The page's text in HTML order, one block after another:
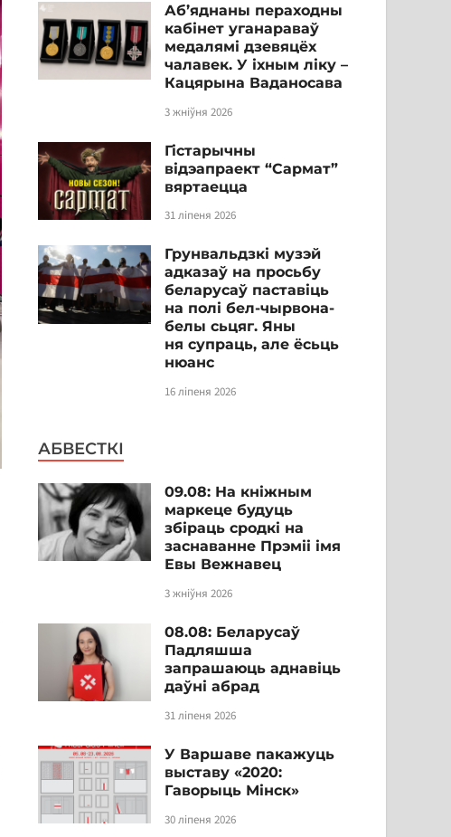
Аб’яднаны пераходны
кабінет уганараваў
медалямі дзевяцёх
чалавек. У іхным ліку –
Кацярына Ваданосава
3 жніўня 2026
Гістарычны
відэапраект “Сармат”
вяртаецца
31 ліпеня 2026
Грунвальдзкі музэй
адказаў на просьбу
беларусаў паставіць
на полі бел-чырвона-
белы сьцяг. Яны
ня супраць, але ёсьць
нюанс
16 ліпеня 2026
АБВЕСТКІ
09.08: На кніжным
маркеце будуць
збіраць сродкі на
заснаванне Прэміі імя
Евы Вежнавец
3 жніўня 2026
08.08: Беларусаў
Падляшша
запрашаюць аднавіць
даўні абрад
31 ліпеня 2026
У Варшаве пакажуць
выставу «2020:
Гаворыць Мінск»
30 ліпеня 2026